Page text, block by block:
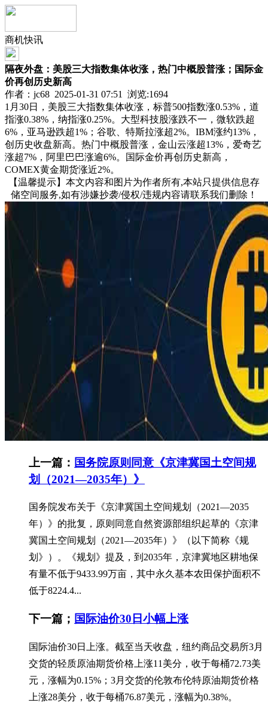
商机快讯
隔夜外盘：美股三大指数集体收涨，热门中概股普涨；国际金
价再创历史新高
作者：jc68 2025-01-31 07:51 浏览:1694
1月30日，美股三大指数集体收涨，标普500指数涨0.53%，道
指涨0.38%，纳指涨0.25%。大型科技股涨跌不一，微软跌超
6%，亚马逊跌超1%；谷歌、特斯拉涨超2%。IBM涨约13%，
创历史收盘新高。热门中概股普涨，金山云涨超13%，爱奇艺
涨超7%，阿里巴巴涨逾6%。国际金价再创历史新高，
COMEX黄金期货涨近2%。
【温馨提示】本文内容和图片为作者所有,本站只提供信息存
储空间服务,如有涉嫌抄袭/侵权/违规内容请联系我们删除！
上一篇： 国务院原则同意《京津冀国土空间规
划（2021—2035年）》
国务院发布关于《京津冀国土空间规划（2021—2035
年）》的批复，原则同意自然资源部组织起草的《京津
冀国土空间规划（2021—2035年）》（以下简称《规
划》）。《规划》提及，到2035年，京津冀地区耕地保
有量不低于9433.99万亩，其中永久基本农田保护面积不
低于8224.4...
下一篇； 国际油价30日小幅上涨
国际油价30日上涨。截至当天收盘，纽约商品交易所3月
交货的轻质原油期货价格上涨11美分，收于每桶72.73美
元，涨幅为0.15%；3月交货的伦敦布伦特原油期货价格
上涨28美分，收于每桶76.87美元，涨幅为0.38%。